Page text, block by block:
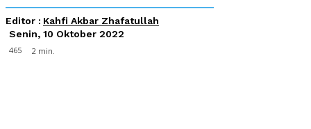
Editor : Kahfi Akbar Zhafatullah
Senin, 10 Oktober 2022
465 2 min.